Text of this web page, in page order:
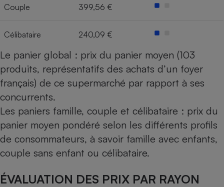
Couple 399,56 €
Célibataire 240,09 €
Le panier global : prix du panier moyen (103
produits, représentatifs des achats d’un foyer
français) de ce supermarché par rapport à ses
concurrents.
Les paniers famille, couple et célibataire : prix du
panier moyen pondéré selon les différents profils
de consommateurs, à savoir famille avec enfants,
couple sans enfant ou célibataire.
ÉVALUATION DES PRIX PAR RAYON
Robot ménager